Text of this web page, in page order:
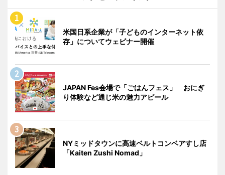
米国日系企業が「子どものインターネット依
存」についてウェビナー開催
JAPAN Fes会場で「ごはんフェス」 おにぎ
り体験など通じ米の魅力アピール
NYミッドタウンに高速ベルトコンベアすし店
「Kaiten Zushi Nomad」